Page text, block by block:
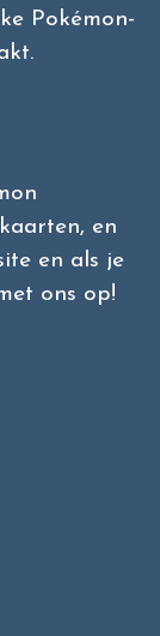
Pokémon-
en
en als je
ons op!